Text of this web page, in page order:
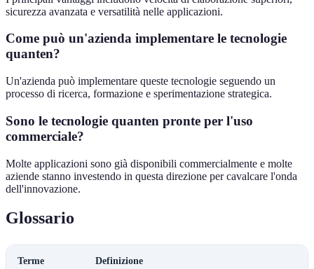
sicurezza avanzata e versatilità nelle applicazioni.
Come può un'azienda implementare le tecnologie
quanten?
Un'azienda può implementare queste tecnologie seguendo un
processo di ricerca, formazione e sperimentazione strategica.
Sono le tecnologie quanten pronte per l'uso
commerciale?
Molte applicazioni sono già disponibili commercialmente e molte
aziende stanno investendo in questa direzione per cavalcare l'onda
dell'innovazione.
Glossario
Terme Definizione